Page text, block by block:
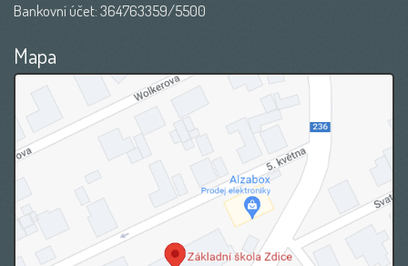
Bankovní účet: 364763359/5500
Mapa